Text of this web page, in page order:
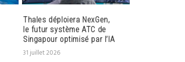
Thales déploiera NexGen,
le futur système ATC de
Singapour optimisé par l’IA
31 juillet 2026